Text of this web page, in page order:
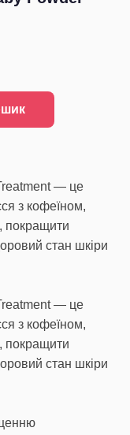
— це
з кофеїном,
покращити
стан шкіри
— це
з кофеїном,
покращити
стан шкіри